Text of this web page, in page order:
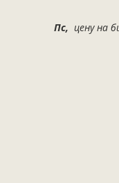
Пс, цену на